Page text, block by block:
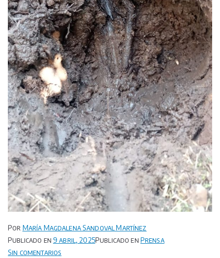
Por María Magdalena Sandoval Martínez
Publicado en 9 abril, 2025Publicado en Prensa
Sin comentarios